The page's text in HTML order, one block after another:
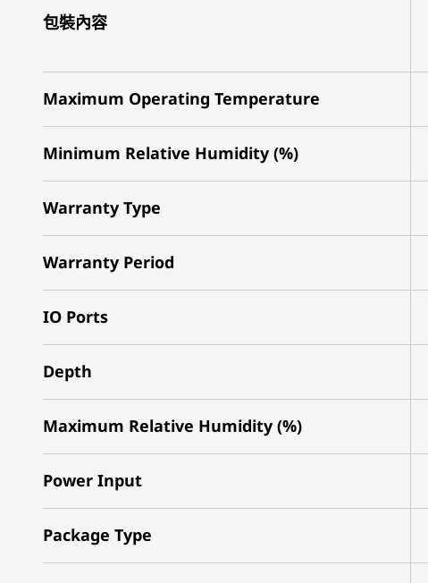
包裝內容
Maximum Operating Temperature
Minimum Relative Humidity (%)
Warranty Type
Warranty Period
IO Ports
Depth
Maximum Relative Humidity (%)
Power Input
Package Type